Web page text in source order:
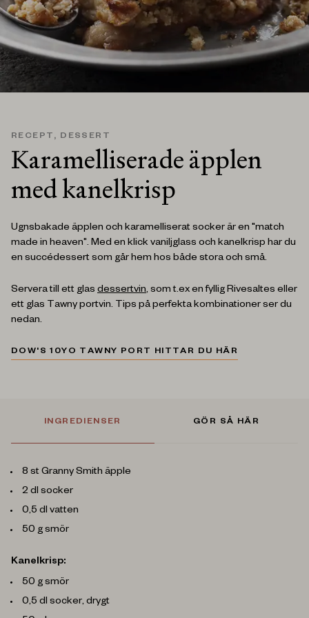
RECEPT , DESSERT
Karamelliserade äpplen
med kanelkrisp
Ugnsbakade äpplen och karamelliserat socker är en "match
made in heaven". Med en klick vaniljglass och kanelkrisp har du
en succédessert som går hem hos både stora och små.
Servera till ett glas dessertvin, som t.ex en fyllig Rivesaltes eller
ett glas Tawny portvin. Tips på perfekta kombinationer ser du
nedan.
DOW'S 10YO TAWNY PORT HITTAR DU HÄR
INGREDIENSER GÖR SÅ HÄR
8 st Granny Smith äpple
2 dl socker
0,5 dl vatten
50 g smör
Kanelkrisp:
50 g smör
0,5 dl socker, drygt